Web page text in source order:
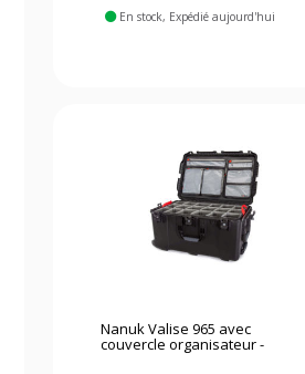
En stock, Expédié aujourd'hui
Nanuk Valise 965 avec
couvercle organisateur -